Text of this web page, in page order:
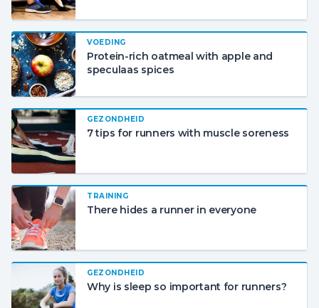
VOEDING
Protein-rich oatmeal with apple and
speculaas spices
GEZONDHEID
7 tips for runners with muscle soreness
TRAINING
There hides a runner in everyone
GEZONDHEID
Why is sleep so important for runners?